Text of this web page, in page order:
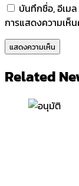
บันทึกชื่อ, อีเมล
การแสดงความเห็
Related